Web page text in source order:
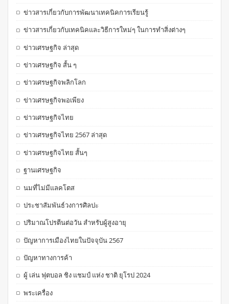
ข่าวสารเกี่ยวกับการพัฒนาเทคนิคการเรียนรู้
ข่าวสารเกี่ยวกับเทคนิคและวิธีการใหม่ๆ ในการทำสิ่งต่างๆ
ข่าวเศรษฐกิจ ล่าสุด
ข่าวเศรษฐกิจ สั้น ๆ
ข่าวเศรษฐกิจพลิกโลก
ข่าวเศรษฐกิจพอเพียง
ข่าวเศรษฐกิจไทย
ข่าวเศรษฐกิจไทย 2567 ล่าสุด
ข่าวเศรษฐกิจไทย สั้นๆ
ฐานเศรษฐกิจ
นมที่ไม่มีแลคโตส
ประชาสัมพันธ์วงการศิลปะ
ปริมาณโปรตีนต่อวัน สำหรับผู้สูงอายุ
ปัญหาการเมืองไทยในปัจจุบัน 2567
ปัญหาทางการค้า
ผู้ เล่น ฟุตบอล ชิง แชมป์ แห่ง ชาติ ยุโรป 2024
พระเครื่อง